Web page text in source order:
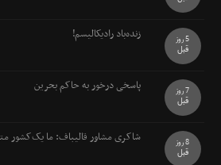
زنده‌باد رادیکالیسم!
5 روز
قبل
پاسخی درخور به حاکم بحرین
7 روز
قبل
شاکری مشاور قالیباف: ما یک‌کشور
8 روز
قبل